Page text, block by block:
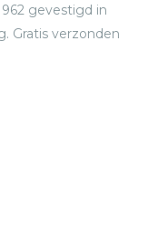
gevestigd in
Gratis verzonden